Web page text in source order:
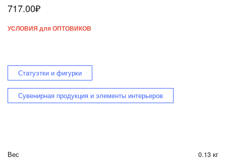
717.00₽
УСЛОВИЯ для ОПТОВИКОВ
Статуэтки и фигурки
Сувенирная продукция и элементы интерьеров
Вес 0.13 кг